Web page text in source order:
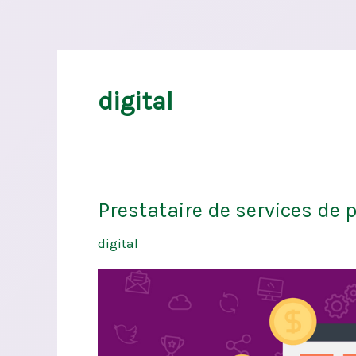
digital
Prestataire de services de
digital
Prestataire
services
paiement
définition